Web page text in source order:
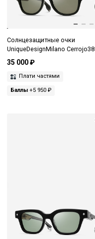
Солнцезащитные очки
UniqueDesignMilano Cerrojo38
35 000 ₽
Плати частями
Баллы +5 950 ₽